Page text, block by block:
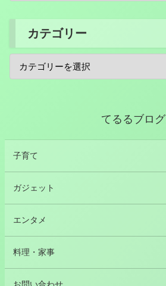
カテゴリー
てるるブログ
子育て
ガジェット
エンタメ
料理・家事
お問い合わせ